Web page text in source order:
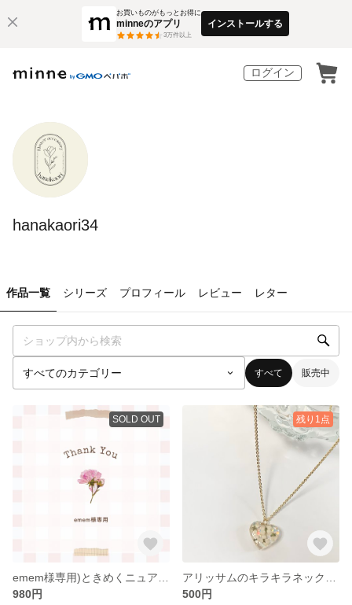
お買いものがもっとお得に
minneのアプリ
3万件以上
インストールする
ログイン
hanakaori34
作品一覧 シリーズ プロフィール レビュー レター
すべて 販売中
SOLD OUT
980円
残り1点
500円